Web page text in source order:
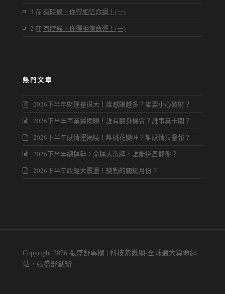
3 在 有時候，你得相信命運！(一)
2 在 有時候，你得相信命運！(一)
熱門文章
2026下半年財運差很大！誰越賺越多？誰要小心破財？
2026下半年事業運揭曉！誰有翻身機會？誰事業卡關？
2026下半年感情運揭曉！誰桃花變旺？誰感情拉警報？
2026下半年總運勢：命運大洗牌，誰能逆風翻盤？
2026下半年政經大震盪！變動的關鍵月份？
Copyright 2026 張盛舒專欄 | 科技紫微網-全球最大算命網
站．張盛舒創辦